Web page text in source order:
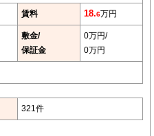
賃料 18.6万円
敷金/
保証金
0万円/
0万円
321件